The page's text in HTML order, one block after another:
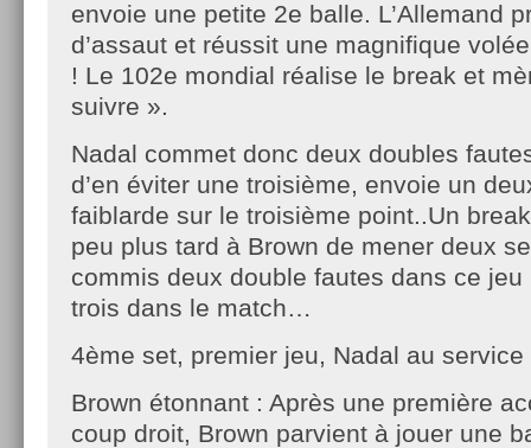
envoie une petite 2e balle. L’Allemand
d’assaut et réussit une magnifique
! Le 102e mondial réalise le break et
suivre ».
Nadal commet donc deux doubles
d’en éviter une troisième, envoie un
faiblarde sur le troisième point..Un
peu plus tard à Brown de mener deux
commis deux double fautes dans ce
trois dans le match…
4ème set, premier jeu, Nadal au service
Brown étonnant : Après une première
coup droit, Brown parvient à jouer une